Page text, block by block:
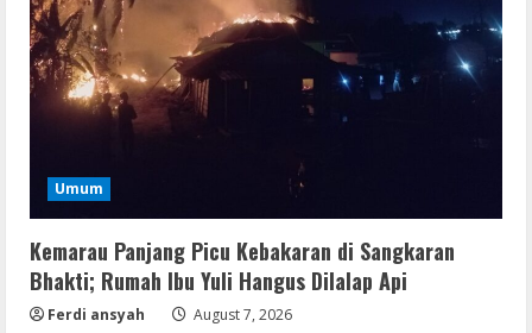
Umum
Kemarau Panjang Picu Kebakaran di Sangkaran
Bhakti; Rumah Ibu Yuli Hangus Dilalap Api
Ferdi ansyah August 7, 2026